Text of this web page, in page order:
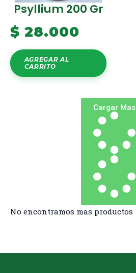
Psyllium 200 Gr
$ 28.000
AGREGAR AL
CARRITO
Cargar Mas
No encontramos mas productos